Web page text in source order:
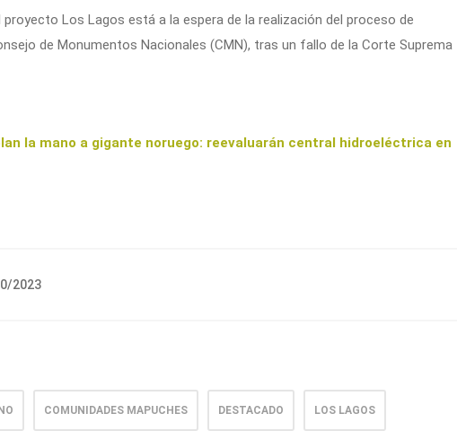
Los Lagos está a la espera de la realización del proceso de
de Monumentos Nacionales (CMN), tras un fallo de la Corte Suprema
la mano a gigante noruego: reevaluarán central hidroeléctrica en
2023
COMUNIDADES MAPUCHES DESTACADO LOS LAGOS